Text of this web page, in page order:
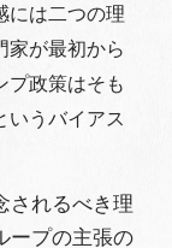
には二つの理
家が最初から
プ政策はそも
いうバイアス
されるべき理
ープの主張の